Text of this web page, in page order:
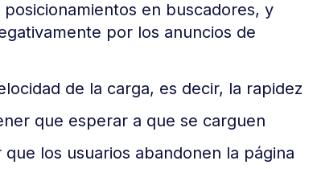
en buscadores, y
por los anuncios de
de la carga, es decir, la rapidez
que esperar a que se carguen
los usuarios abandonen la página